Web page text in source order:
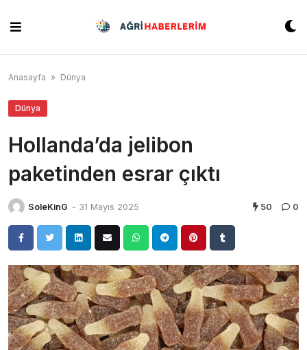
content
Anasayfa » Dünya
Dünya
Hollanda’da jelibon
paketinden esrar çıktı
SoleKinG - 31 Mayıs 2025 50 0